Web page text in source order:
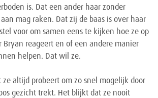
is. Dat een ander haar zonder
mag raken. Dat zij de baas is over haar
voor om samen eens te kijken hoe ze op
Bryan reageert en of een andere manier
helpen. Dat wil ze.
altijd probeert om zo snel mogelijk door
gezicht trekt. Het blijkt dat ze nooit